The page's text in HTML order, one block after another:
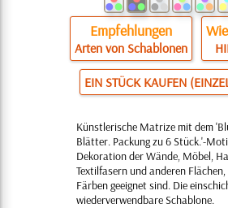
Empfehlungen
Arten von Schablonen
EIN STÜCK KAUFEN
Künstlerische Matrize mit dem
Blätter. Packung zu 6 Stück.'-
Dekoration der Wände, Möbel,
Textilfasern und anderen
Färben geeignet sind. Die
wiederverwendbare Schablone.